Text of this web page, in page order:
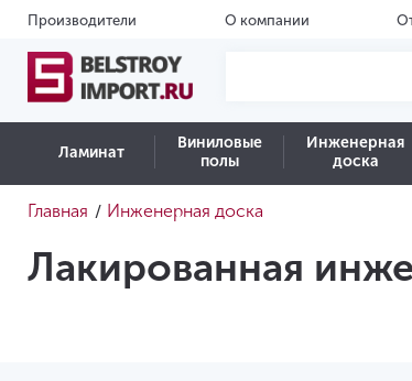
Производители О компании
Ламинат
Виниловые
полы
Инженерная
доска
Главная / Инженерная доска
Лакированная